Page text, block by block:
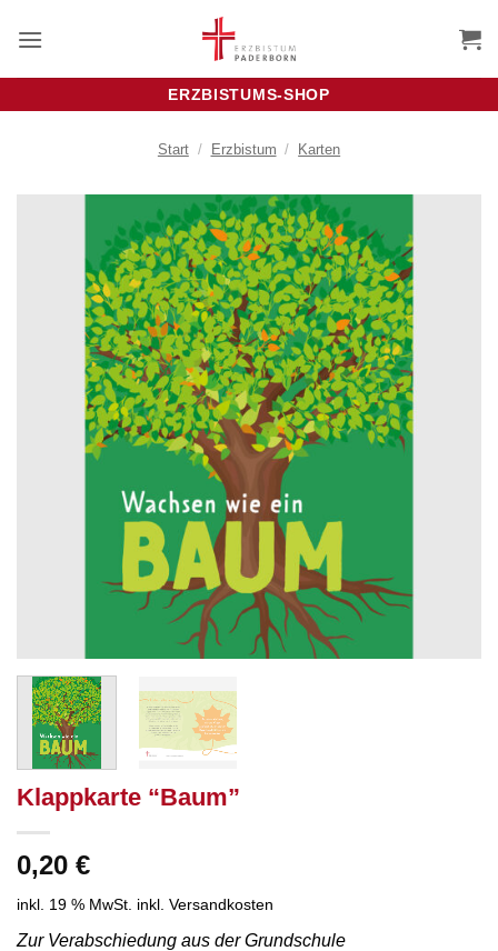
Inhalt
ERZBISTUMS-SHOP
Start / Erzbistum / Karten
Klappkarte “Baum”
0,20 €
inkl. 19 % MwSt. inkl. Versandkosten
Zur Verabschiedung aus der Grundschule